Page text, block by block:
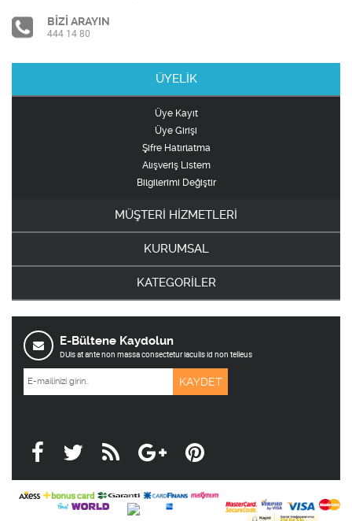
BİZİ ARAYIN
444 14 80
ÜYELİK
Üye Kayıt
Üye Girişi
Şifre Hatırlatma
Alışveriş Listem
Bilgilerimi Değiştir
MÜŞTERİ HİZMETLERİ
KURUMSAL
KATEGORİLER
E-Bültene Kaydolun
DUis at ante non massa consectetur iaculis id non telleus